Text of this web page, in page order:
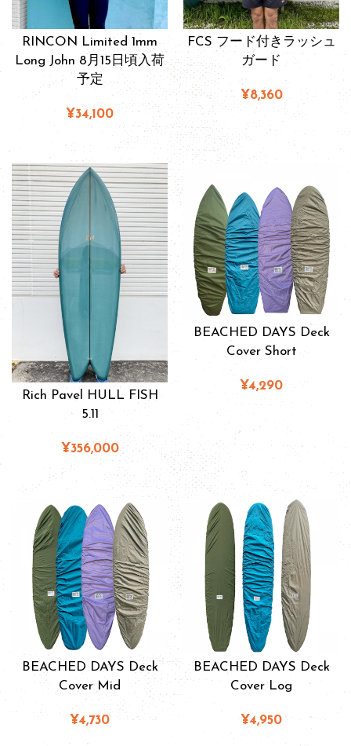
RINCON Limited 1mm
Long John 8月15日頃入荷
予定
¥34,100
FCS フード付きラッシュ
ガード
¥8,360
Rich Pavel HULL FISH
5.11
¥356,000
BEACHED DAYS Deck
Cover Short
¥4,290
BEACHED DAYS Deck
Cover Mid
¥4,730
BEACHED DAYS Deck
Cover Log
¥4,950